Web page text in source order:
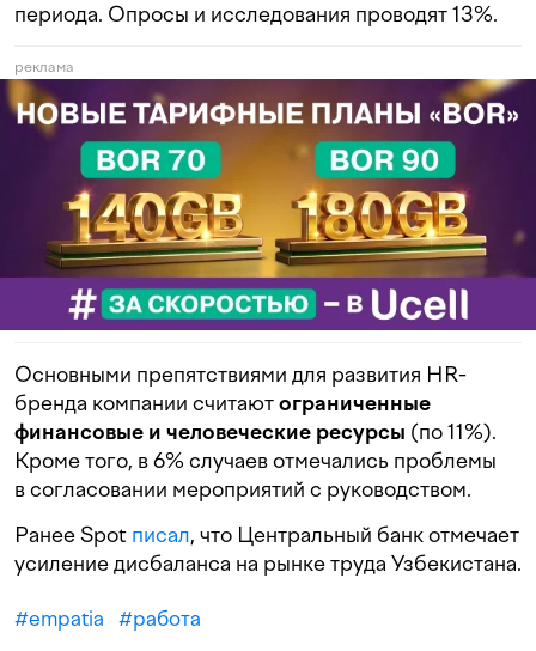
периода. Опросы и исследования проводят 13%.
реклама
Основными препятствиями для развития HR-
бренда компании считаютограниченные
финансовые и человеческие ресурсы (по 11%).
Кроме того, в 6% случаев отмечались проблемы
в согласовании мероприятий с руководством.
Ранее Spot писал, что Центральный банк отмечает
усиление дисбаланса на рынке труда Узбекистана.
#empatia #работа